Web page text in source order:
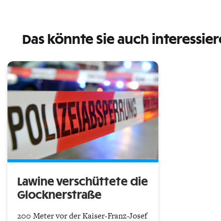
Das könnte Sie auch
Lawine verschüttete die
Glocknerstraße
200 Meter vor der Kaiser-Franz-Josef